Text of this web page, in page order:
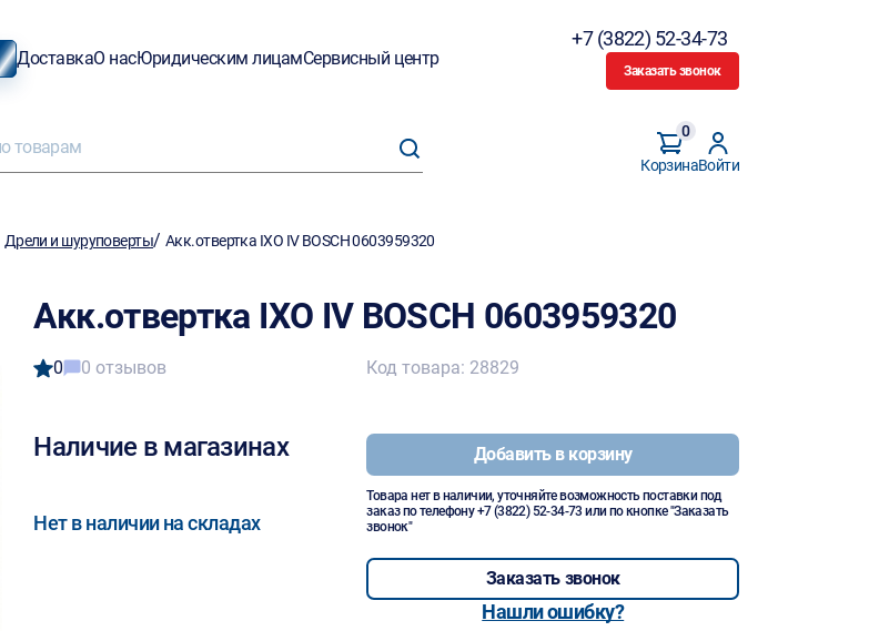
ДоставкаО насЮридическим лицамСервисный центр
+7 (3822) 52-34-73
Заказать звонок
Корзина
0
Войти
Дрели и шуруповерты/Акк.отвертка IXO IV BOSCH 0603959320
Акк.отвертка IXO IV BOSCH 0603959320
0 0 отзывов
Наличие в магазинах
Нет в наличии на складах
Код товара: 28829
Добавить в корзину
Товара нет в наличии, уточняйте возможность поставки под
заказ по телефону+7 (3822) 52-34-73 или по кнопке "Заказать
звонок"
Заказать звонок
Нашли ошибку?